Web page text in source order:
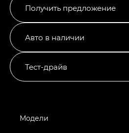
Получить предложение
Авто в наличии
Тест-драйв
Модели